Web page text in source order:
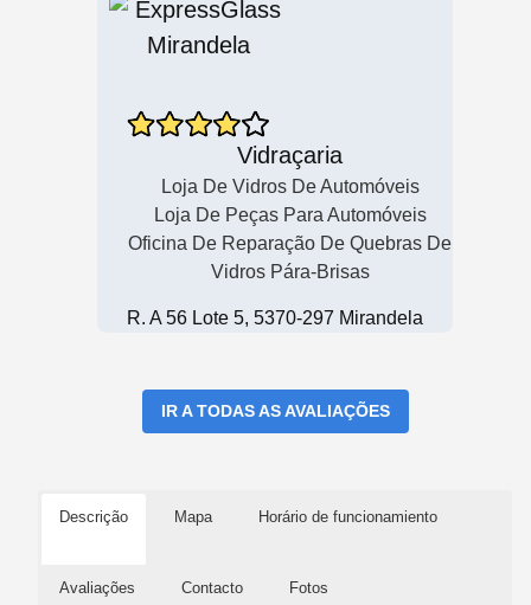
Vidraçaria
Loja De Vidros De Automóveis
Loja De Peças Para Automóveis
Oficina De Reparação De Quebras De
Vidros Pára-Brisas
R. A 56 Lote 5, 5370-297 Mirandela
IR A TODAS AS AVALIAÇÕES
Descrição Mapa Horário de funcionamiento
Avaliações Contacto Fotos